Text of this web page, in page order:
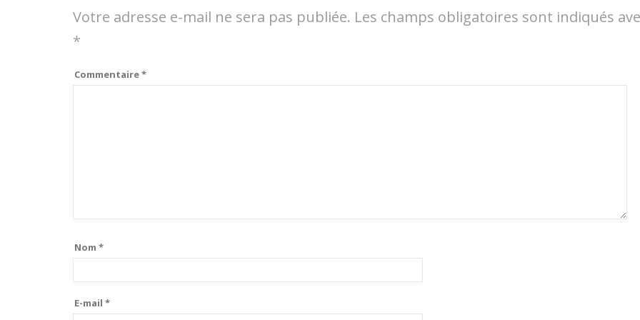
Votre adresse e-mail ne sera pas publiée. Les champs obligatoires sont indiqués
*
Commentaire*
Nom *
E-mail *